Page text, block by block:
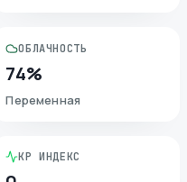
ОБЛАЧНОСТЬ
74%
Переменная
KP ИНДЕКС